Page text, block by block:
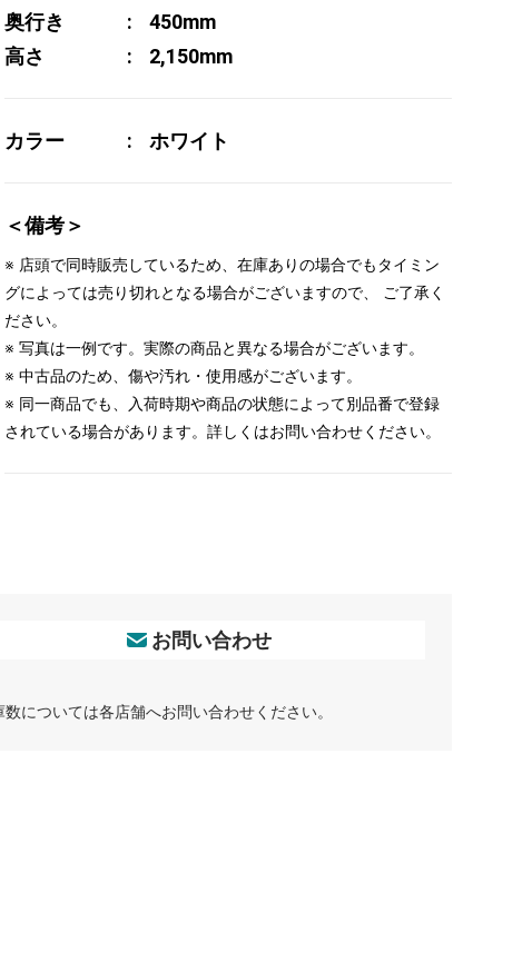
奥行き
450mm
高さ
2,150mm
カラー ホワイト
＜備考＞
※ 店頭で同時販売しているため、在庫ありの場合でもタイミン
グによっては売り切れとなる場合がございますので、 ご了承く
ださい。
※ 写真は一例です。実際の商品と異なる場合がございます。
※ 中古品のため、傷や汚れ・使用感がございます。
※ 同一商品でも、入荷時期や商品の状態によって別品番で登録
されている場合があります。詳しくはお問い合わせください。
お問い合わせ
については各店舗へお問い合わせください。